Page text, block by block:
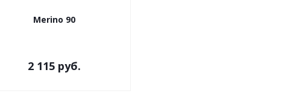
Merino 90
2 115 руб.